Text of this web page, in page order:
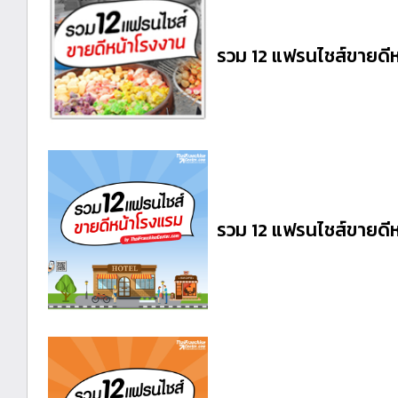
รวม 12 แฟรนไชส์ขายดี
รวม 12 แฟรนไชส์ขายดี